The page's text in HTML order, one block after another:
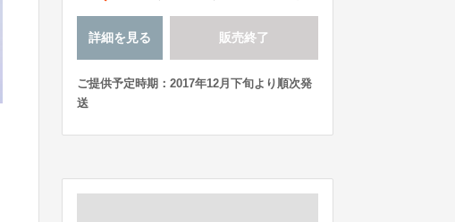
詳細を見る 販売終了
ご提供予定時期：2017年12月下旬より順次発
送